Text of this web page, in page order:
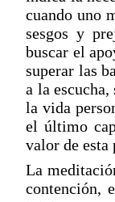
cuando uno
sesgos y
buscar el
superar las
a la
la vida
el último
valor de esta
La
contención,